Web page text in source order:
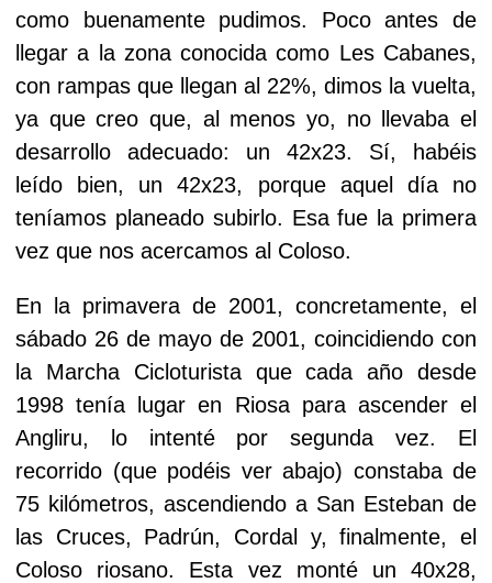
como buenamente pudimos. Poco antes de
llegar a la zona conocida como Les Cabanes,
con rampas que llegan al 22%, dimos la vuelta,
ya que creo que, al menos yo, no llevaba el
desarrollo adecuado: un 42x23. Sí, habéis
leído bien, un 42x23, porque aquel día no
teníamos planeado subirlo. Esa fue la primera
vez que nos acercamos al Coloso.
En la primavera de 2001, concretamente, el
sábado 26 de mayo de 2001, coincidiendo con
la Marcha Cicloturista que cada año desde
1998 tenía lugar en Riosa para ascender el
Angliru, lo intenté por segunda vez. El
recorrido (que podéis ver abajo) constaba de
75 kilómetros, ascendiendo a San Esteban de
las Cruces, Padrún, Cordal y, finalmente, el
Coloso riosano. Esta vez monté un 40x28,